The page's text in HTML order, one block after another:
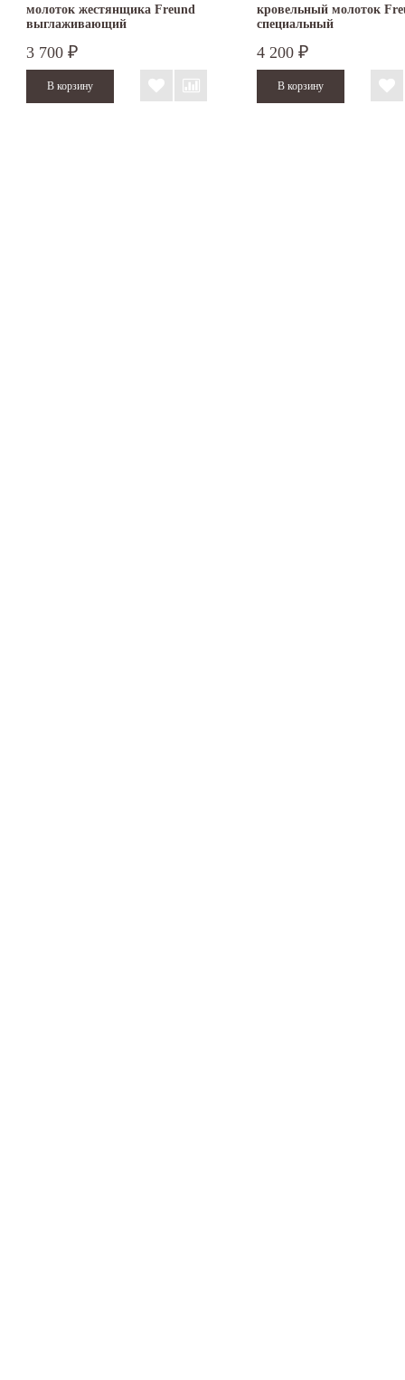
молоток жестянщика Freund
выглаживающий
3 700 ₽
кровельный молоток
специальный
4 200 ₽